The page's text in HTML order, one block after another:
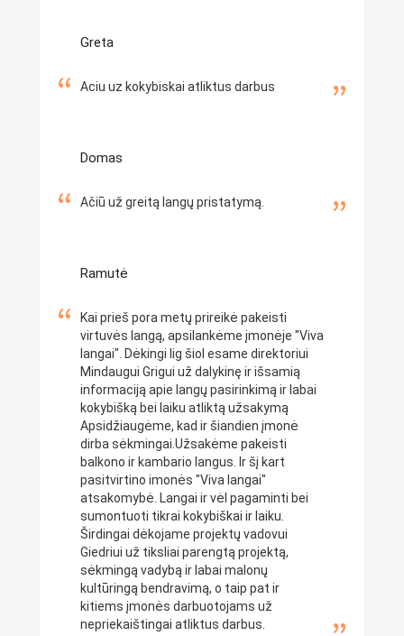
Greta
Aciu uz kokybiskai atliktus darbus
Domas
Ačiū už greitą langų pristatymą.
Ramutė
Kai prieš pora metų prireikė pakeisti
virtuvės langą, apsilankėme įmonėje "Viva
langai". Dėkingi lig šiol esame direktoriui
Mindaugui Grigui už dalykinę ir išsamią
informaciją apie langų pasirinkimą ir labai
kokybišką bei laiku atliktą užsakymą
Apsidžiaugėme, kad ir šiandien įmonė
dirba sėkmingai.Užsakėme pakeisti
balkono ir kambario langus. Ir šį kart
pasitvirtino imonės "Viva langai"
atsakomybė. Langai ir vėl pagaminti bei
sumontuoti tikrai kokybiškai ir laiku.
Širdingai dėkojame projektų vadovui
Giedriui už tiksliai parengtą projektą,
sėkmingą vadybą ir labai malonų
kultūringą bendravimą, o taip pat ir
kitiems įmonės darbuotojams už
nepriekaištingai atliktus darbus.